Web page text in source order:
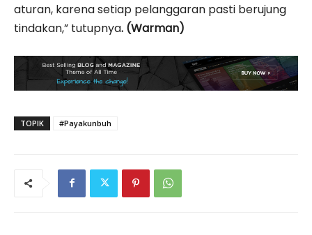
aturan, karena setiap pelanggaran pasti berujung
tindakan,” tutupnya. (Warman)
TOPIK #Payakunbuh